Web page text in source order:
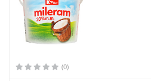
(0)